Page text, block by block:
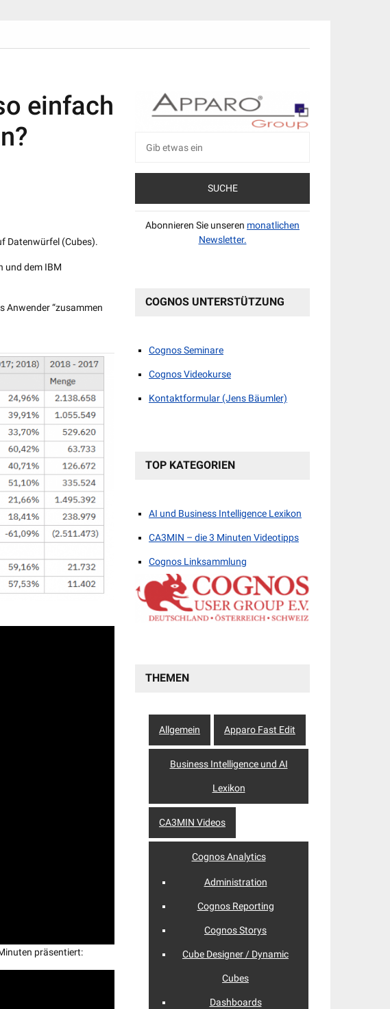
einfach
Datenwürfel (Cubes).
und dem IBM
Anwender “zusammen
präsentiert:
nach:
Abonnieren Sie unseren monatlichen
Newsletter.
COGNOS UNTERSTÜTZUNG
Cognos Seminare
Cognos Videokurse
Kontaktformular (Jens Bäumler)
TOP KATEGORIEN
AI und Business Intelligence Lexikon
CA3MIN – die 3 Minuten Videotipps
Cognos Linksammlung
THEMEN
Allgemein Apparo Fast Edit
Business Intelligence und AI
Lexikon
CA3MIN Videos
Cognos Analytics
Administration
Cognos Reporting
Cognos Storys
Cube Designer / Dynamic
Cubes
Dashboards